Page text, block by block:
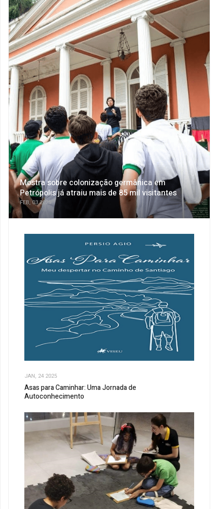
Mostra sobre colonização germânica em
Petrópolis já atraiu mais de 85 mil visitantes
FEB, 03 2025
JAN, 24 2025
Asas para Caminhar: Uma Jornada de
Autoconhecimento